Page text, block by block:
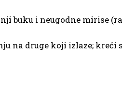
buku i neugodne mirise
na druge koji izlaze; kreći